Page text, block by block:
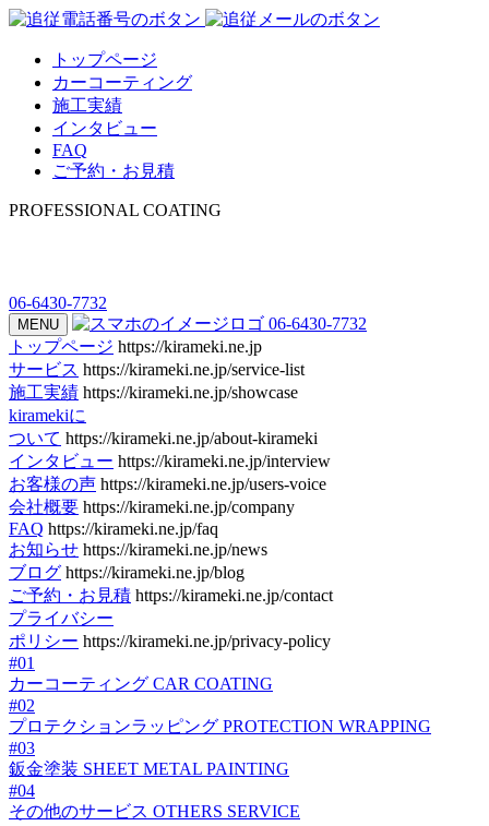
トップページ
カーコーティング
施工実績
インタビュー
FAQ
ご予約・お見積
PROFESSIONAL COATING
06-6430-7732
MENU
06-6430-7732
トップページ https://kirameki.ne.jp
サービス https://kirameki.ne.jp/service-list
施工実績 https://kirameki.ne.jp/showcase
kiramekiに
ついて https://kirameki.ne.jp/about-kirameki
インタビュー https://kirameki.ne.jp/interview
お客様の声 https://kirameki.ne.jp/users-voice
会社概要 https://kirameki.ne.jp/company
FAQ https://kirameki.ne.jp/faq
お知らせ https://kirameki.ne.jp/news
ブログ https://kirameki.ne.jp/blog
ご予約・お見積 https://kirameki.ne.jp/contact
プライバシー
ポリシー https://kirameki.ne.jp/privacy-policy
#01
カーコーティング CAR COATING
#02
プロテクションラッピング PROTECTION WRAPPING
#03
鈑金塗装 SHEET METAL PAINTING
#04
その他のサービス OTHERS SERVICE